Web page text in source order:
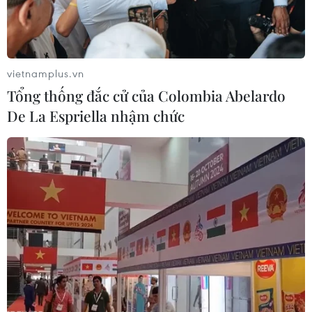
Bộ Ngoại giao Mỹ mở rộng kiểm tra
mạng xã hội đối với đương đơn xin
thị thực
06/08/2026 22:52
Chủ tịch Quốc hội Trần Thanh Mẫn
tiếp Đại sứ Hoa Kỳ Jennifer Wicks
06/08/2026 13:43
Tổng thống Trump bác tin Mỹ thiếu
hụt vũ khí vì chiến dịch Trung Đông
06/08/2026 09:40
vietnamplus.vn
Tổng thống đắc cử của Colombia Abelardo
De La Espriella nhậm chức